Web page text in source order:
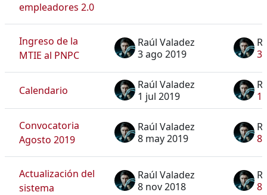
empleadores 2.0
Ingreso de la
MTIE al PNPC
Raúl Valadez
3 ago 2019
3
Calendario
Raúl Valadez
1 jul 2019
1
Convocatoria
Agosto 2019
Raúl Valadez
8 may 2019
8
Actualización del
sistema
Raúl Valadez
8 nov 2018
8